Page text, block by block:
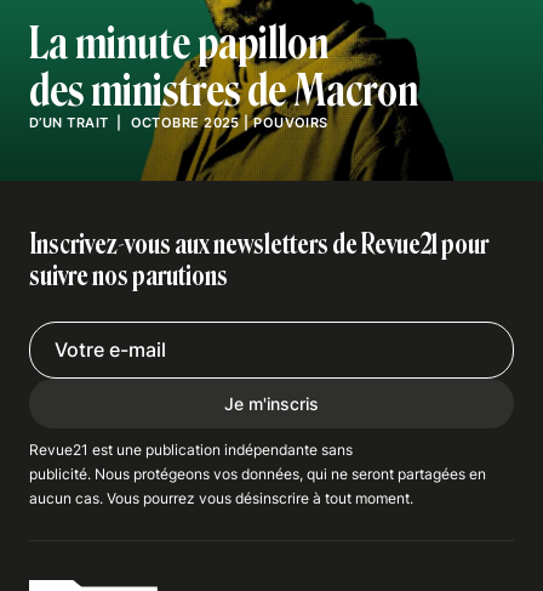
D’UN TRAIT | OCTOBRE 2025|POUVOIRS
La minute papillon
des ministres de Macron
Inscrivez-vous aux newsletters de Revue21 pour
suivre nos parutions
Je m'inscris
Revue21 est une publication indépendante sans
publicité. Nous protégeons vos données, qui ne seront partagées en
aucun cas. Vous pourrez vous désinscrire à tout moment.